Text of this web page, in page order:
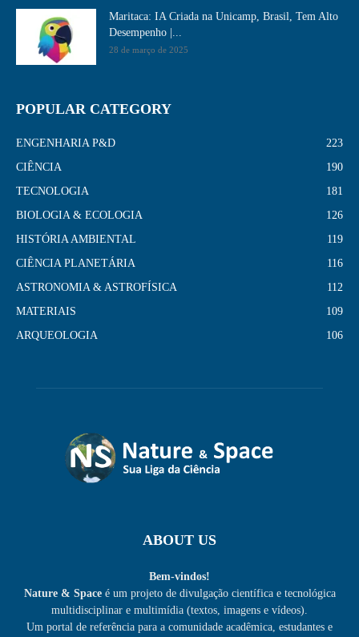
Maritaca: IA Criada na Unicamp, Brasil, Tem Alto
Desempenho​ |...
28 de março de 2025
POPULAR CATEGORY
ENGENHARIA P&D
223
CIÊNCIA
190
TECNOLOGIA
181
BIOLOGIA & ECOLOGIA
126
HISTÓRIA AMBIENTAL
119
CIÊNCIA PLANETÁRIA
116
ASTRONOMIA & ASTROFÍSICA
112
MATERIAIS
109
ARQUEOLOGIA
106
ABOUT US
Bem-vindos!
Nature & Spaceé um projeto de divulgação científica e tecnológica
multidisciplinar e multimídia (textos, imagens e vídeos).
Um portal de referência para a comunidade acadêmica, estudantes e